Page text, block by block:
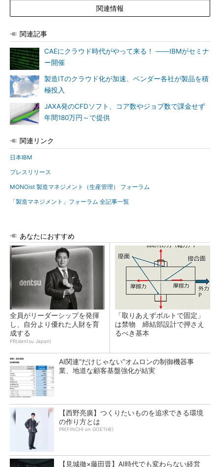
関連情報
関連記事
CAEにクラウド時代がやって来る！ ――IBMがセミナ
ー開催
製造ITのクラウド化が加速、ベンダー各社が製品を積
極投入
JAXA発のCFDソフト、コア数やジョブ数で課金せず
年間180万円～で提供
関連リンク
日本IBM
プレスリリース
MONOist 製造マネジメント（生産管理） フォーラム
「製造マネジメント」フォーラム 全記事一覧
あなたにおすすめ
全員がリーダーシップを発揮
し、自分より優れた人財を育
成する
PR(dentsu Japan)
「取りあえずボルトで固定」
は禁物 締結部設計で押さえ
るべき基本
AI関連“だけじゃない”オムロンの制御機器事
業、地道な顧客基盤強化が結実
【西野亮廣】つくりたいものを追求できる環境
の作り方とは
PR(FINCHI on GOETHE)
【見城徹×藤田晋】AI時代でも変わらない経営